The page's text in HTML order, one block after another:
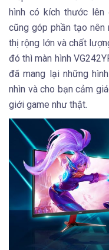
hình có kích thước
cũng góp phần tạo nên
thị rộng lớn và chất
đó thì màn hình
đã mang lại những
nhìn và cho bạn cảm
giới game như thật.